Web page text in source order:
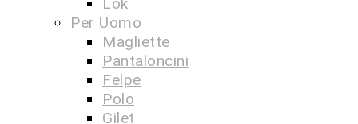
Per Uomo
Magliette
Pantaloncini
Felpe
Polo
Gilet